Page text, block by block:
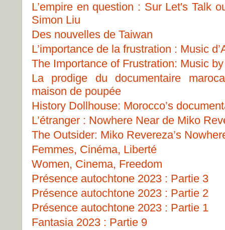
L’empire en question : Sur Let's Talk
Simon Liu
Des nouvelles de Taiwan
L’importance de la frustration : Music
The Importance of Frustration: Music
La prodige du documentaire
maison de poupée
History Dollhouse: Morocco’s
L’étranger : Nowhere Near de Miko
The Outsider: Miko Revereza’s
Femmes, Cinéma, Liberté
Women, Cinema, Freedom
Présence autochtone 2023 : Partie 3
Présence autochtone 2023 : Partie 2
Présence autochtone 2023 : Partie 1
Fantasia 2023 : Partie 9